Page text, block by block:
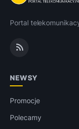
Portal
NEWSY
Promocje
Polecamy